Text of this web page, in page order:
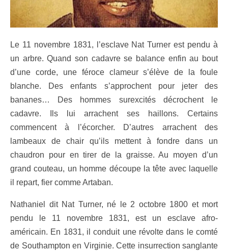
Le 11 novembre 1831, l’esclave Nat Turner est pendu à
un arbre. Quand son cadavre se balance enfin au bout
d’une corde, une féroce clameur s’élève de la foule
blanche. Des enfants s’approchent pour jeter des
bananes… Des hommes surexcités décrochent le
cadavre. Ils lui arrachent ses haillons. Certains
commencent à l’écorcher. D’autres arrachent des
lambeaux de chair qu’ils mettent à fondre dans un
chaudron pour en tirer de la graisse. Au moyen d’un
grand couteau, un homme découpe la tête avec laquelle
il repart, fier comme Artaban.
Nathaniel dit Nat Turner, né le 2 octobre 1800 et mort
pendu le 11 novembre 1831, est un esclave afro-
américain. En 1831, il conduit une révolte dans le comté
de Southampton en Virginie. Cette insurrection sanglante